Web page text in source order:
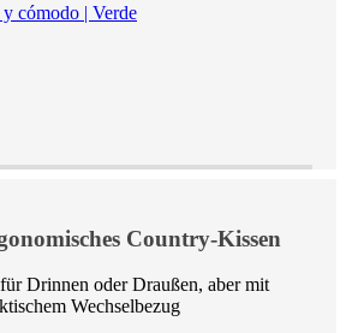
cómodo | Verde
Country-Kissen
Drinnen oder Draußen, aber mit
Wechselbezug